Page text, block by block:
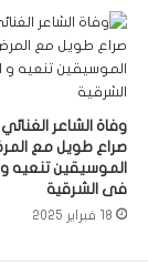
وفاة الشاعر
صراع طويل مع
الموسيقين تنعيه و
فى الشرقية
18 فبراير 2025